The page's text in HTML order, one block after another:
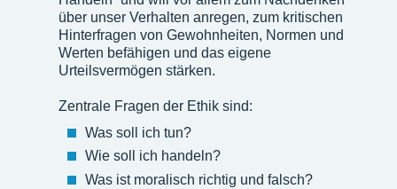
über unser Verhalten anregen, zum kritischen
Hinterfragen von Gewohnheiten, Normen und
Werten befähigen und das eigene
Urteilsvermögen stärken.
Zentrale Fragen der Ethik sind:
Was soll ich tun?
Wie soll ich handeln?
Was ist moralisch richtig und falsch?